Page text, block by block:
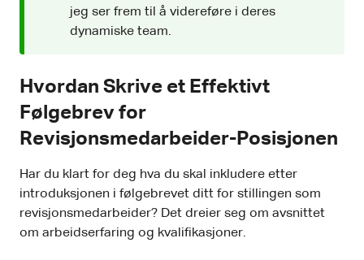
jeg ser frem til å videreføre i deres
dynamiske team.
Hvordan Skrive et Effektivt
Følgebrev for
Revisjonsmedarbeider-Posisjonen
Har du klart for deg hva du skal inkludere etter
introduksjonen i følgebrevet ditt for stillingen som
revisjonsmedarbeider? Det dreier seg om avsnittet
om arbeidserfaring og kvalifikasjoner.